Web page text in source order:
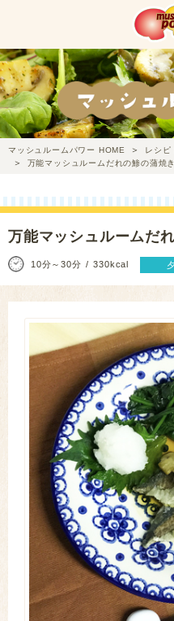
マッシュルームパワー HOME
レシピ
万能マッシュルームだれの鯵の蒲焼き
万能マッシュルームだ
10分～30分 330kcal